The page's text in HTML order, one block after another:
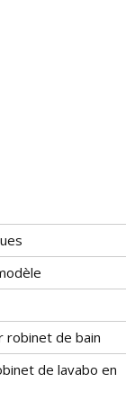
robinet de bain
de lavabo en